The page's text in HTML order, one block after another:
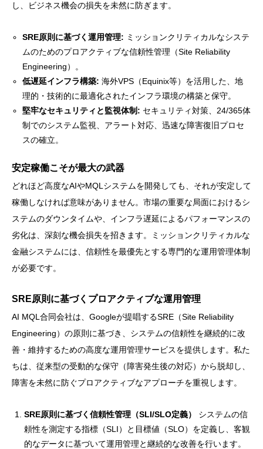
し、ビジネス機会の損失を未然に防ぎます。
SRE原則に基づく運用管理: ミッションクリティカルなシステ
ムのためのプロアクティブな信頼性管理（Site Reliability
Engineering）。
低遅延インフラ構築: 海外VPS（Equinix等）を活用した、地
理的・技術的に最適化されたインフラ環境の構築と保守。
堅牢なセキュリティと監視体制: セキュリティ対策、24/365体
制でのシステム監視、アラート対応、迅速な障害復旧プロセ
スの確立。
安定稼働こそが最大の武器
どれほど高度なAIやMQLシステムを開発しても、それが安定して
稼働しなければ意味がありません。市場の重要な局面におけるシ
ステムのダウンタイムや、インフラ遅延によるパフォーマンスの
劣化は、深刻な機会損失を招きます。ミッションクリティカルな
金融システムには、信頼性を最優先とする専門的な運用管理体制
が必要です。
SRE原則に基づくプロアクティブな運用管理
AI MQL合同会社は、Googleが提唱するSRE（Site Reliability
Engineering）の原則に基づき、システムの信頼性を継続的に改
善・維持するための高度な運用管理サービスを提供します。私た
ちは、従来型の受動的な保守（障害発生後の対応）から脱却し、
障害を未然に防ぐプロアクティブなアプローチを重視します。
SRE原則に基づく信頼性管理（SLI/SLO定義）
システムの信
頼性を測定する指標（SLI）と目標値（SLO）を定義し、客観
的なデータに基づいて運用管理と継続的な改善を行います。